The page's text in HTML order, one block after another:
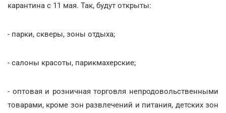
карантина с 11 мая. Так, будут открыты:
- парки, скверы, зоны отдыха;
- салоны красоты, парикмахерские;
- оптовая и розничная торговля непродовольственными
товарами, кроме зон развлечений и питания, детских зон